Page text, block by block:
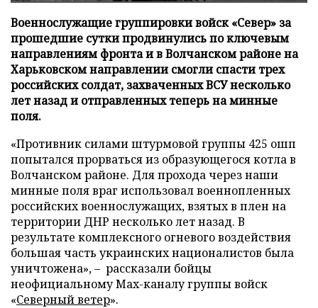
Военнослужащие группировки войск «Север» за
прошедшие сутки продвинулись по ключевым
направлениям фронта и в Волчанском районе на
Харьковском направлении смогли спасти трех
российских солдат, захваченных ВСУ несколько
лет назад и отправленных теперь на минные
поля.
«Противник силами штурмовой группы 425 ошп
попытался прорваться из образующегося котла в
Волчанском районе. Для прохода через наши
минные поля враг использовал военнопленных
российских военнослужащих, взятых в плен на
территории ДНР несколько лет назад. В
результате комплексного огневого воздействия
большая часть украинских националистов была
уничтожена», – рассказали бойцы
неофициальному Max-каналу группы войск
«Северный ветер».